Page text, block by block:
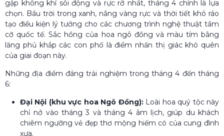
gặp không khí sôi động và rực rỡ nhất, tháng 4 chính là lựa
chọn. Bầu trời trong xanh, nắng vàng rực và thời tiết khô ráo
tạo điều kiện lý tưởng cho các chương trình nghệ thuật tầm
cỡ quốc tế. Sắc hồng của hoa ngô đồng và màu tím bằng
lăng phủ khắp các con phố là điểm nhấn thị giác khó quên
của giai đoạn này.
Những địa điểm đáng trải nghiệm trong tháng 4 đến tháng
6:
Đại Nội (khu vực hoa Ngô Đồng): Loài hoa quý tộc này
chỉ nở vào tháng 3 và tháng 4 âm lịch, giúp du khách
chiêm ngưỡng vẻ đẹp thơ mộng hiếm có của cung đình
xưa.